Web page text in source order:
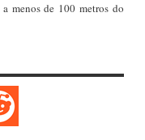
menos de 100 metros do